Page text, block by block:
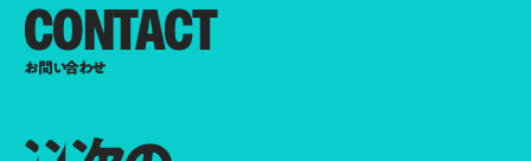
CONTACT
お問い合わせ